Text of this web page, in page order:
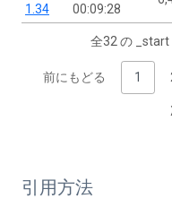
1.34
00:09:28
全32 の _start
前にもどる 1
引用方法